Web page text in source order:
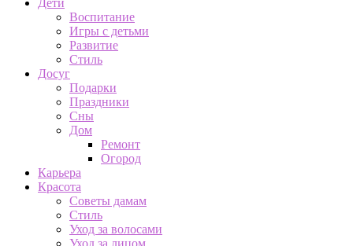
Дети
Воспитание
Игры с детьми
Развитие
Стиль
Досуг
Подарки
Праздники
Сны
Дом
Ремонт
Огород
Карьера
Красота
Советы дамам
Стиль
Уход за волосами
Уход за лицом